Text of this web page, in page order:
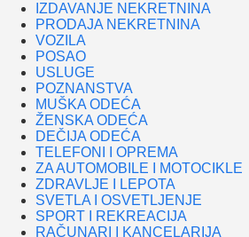
IZDAVANJE NEKRETNINA
PRODAJA NEKRETNINA
VOZILA
POSAO
USLUGE
POZNANSTVA
MUŠKA ODEĆA
ŽENSKA ODEĆA
DEČIJA ODEĆA
TELEFONI I OPREMA
ZA AUTOMOBILE I MOTOCIKLE
ZDRAVLJE I LEPOTA
SVETLA I OSVETLJENJE
SPORT I REKREACIJA
RAČUNARI I KANCELARIJA